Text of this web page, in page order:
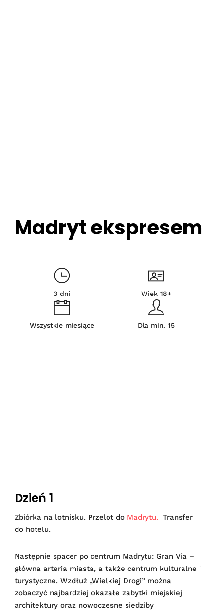
Madryt ekspresem
3 dni Wiek 18+
Wszystkie miesiące Dla min. 15
Dzień 1
Zbiórka na lotnisku. Przelot do Madrytu. Transfer
do hotelu.
Następnie spacer po centrum Madrytu: Gran Via –
główna arteria miasta, a także centrum kulturalne i
turystyczne. Wzdłuż „Wielkiej Drogi” można
zobaczyć najbardziej okazałe zabytki miejskiej
architektury oraz nowoczesne siedziby